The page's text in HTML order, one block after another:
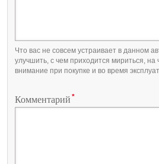
Что вас не совсем устраивает в данном
улучшить, с чем приходится мириться, на
внимание при покупке и во время
Комментарий *